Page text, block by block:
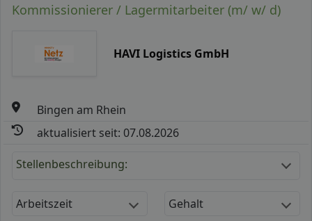
Kommissionierer / Lagermitarbeiter (m/ w/ d)
HAVI Logistics GmbH
Bingen am Rhein
aktualisiert seit: 07.08.2026
Stellenbeschreibung:
Arbeitszeit Gehalt